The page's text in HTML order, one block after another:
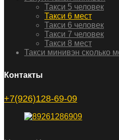
Такси 5 человек
Такси 6 мест
Такси 6 человек
Такси 7 человек
Такси 8 мест
Такси минивэн сколько
Контакты
+7(926)128-69-09